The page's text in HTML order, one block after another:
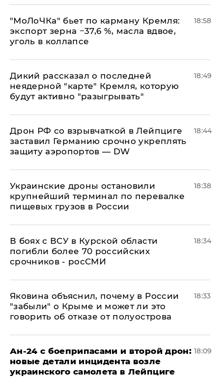
​"МоЛоЧКа" бьет по карману Кремля:
экспорт зерна −37,6 %, масла вдвое,
уголь в коллапсе
18:58
Дикий рассказал о последней
неядерной "карте" Кремля, которую
будут активно "разыгрывать"
18:49
​Дрон РФ со взрывчаткой в Лейпциге
заставил Германию срочно укреплять
защиту аэропортов — DW
18:44
Украинские дроны остановили
крупнейший терминал по перевалке
пищевых грузов в России
18:38
В боях с ВСУ в Курской области
погибли более 70 российских
срочников - росСМИ
18:34
Яковина объяснил, почему в России
"забыли" о Крыме и может ли это
говорить об отказе от полуострова
18:33
Ан-24 с боеприпасами и второй дрон:
новые детали инцидента возле
украинского самолета в Лейпциге
18:09